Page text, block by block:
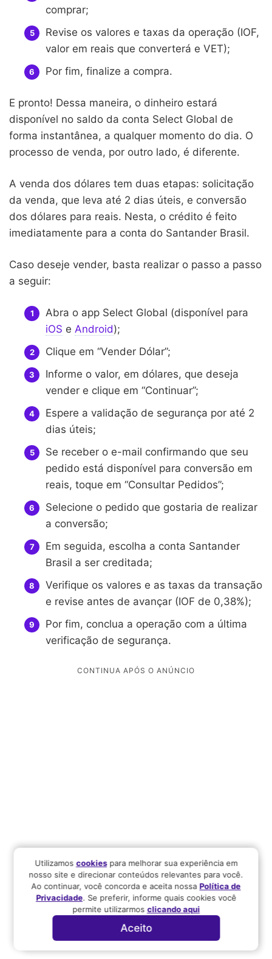
comprar;
Revise os valores e taxas da operação (IOF,
valor em reais que converterá e VET);
Por fim, finalize a compra.
E pronto! Dessa maneira, o dinheiro estará
disponível no saldo da conta Select Global de
forma instantânea, a qualquer momento do dia. O
processo de venda, por outro lado, é diferente.
A venda dos dólares tem duas etapas: solicitação
da venda, que leva até 2 dias úteis, e conversão
dos dólares para reais. Nesta, o crédito é feito
imediatamente para a conta do Santander Brasil.
Caso deseje vender, basta realizar o passo a passo
a seguir:
Abra o app Select Global (disponível para
iOS e Android);
Clique em “Vender Dólar”;
Informe o valor, em dólares, que deseja
vender e clique em “Continuar”;
Espere a validação de segurança por até 2
dias úteis;
Se receber o e-mail confirmando que seu
pedido está disponível para conversão em
reais, toque em “Consultar Pedidos”;
Selecione o pedido que gostaria de realizar
a conversão;
Em seguida, escolha a conta Santander
Brasil a ser creditada;
Verifique os valores e as taxas da transação
e revise antes de avançar (IOF de 0,38%);
Por fim, conclua a operação com a última
verificação de segurança.
Utilizamos cookiespara melhorar sua experiência em
nosso site e direcionar conteúdos relevantes para você.
Ao continuar, você concorda e aceita nossaPolítica de
Privacidade. Se preferir, informe quais cookies você
permite utilizarmos clicando aqui
Aceito